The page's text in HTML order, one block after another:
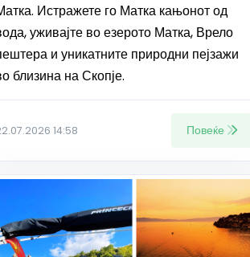
Истражете го Матка кањонот од
уживајте во езерото Матка, Врело
и уникатните природни пејзажи
близина на Скопје.
14:58 Повеќе